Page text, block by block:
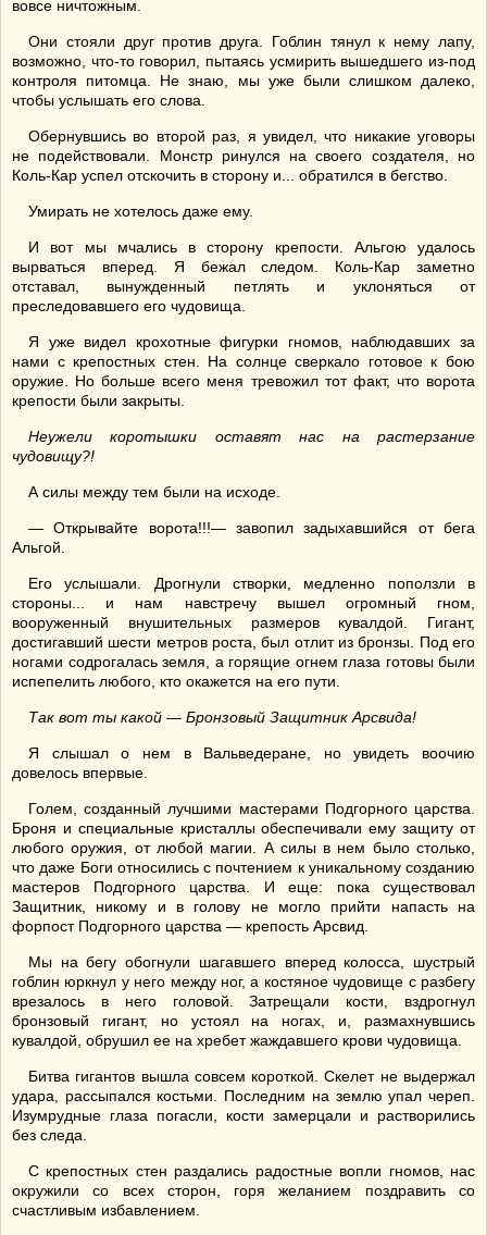
вовсе ничтожным.
Они стояли друг против друга. Гоблин тянул к нему лапу,
возможно, что-то говорил, пытаясь усмирить вышедшего из-под
контроля питомца. Не знаю, мы уже были слишком далеко,
чтобы услышать его слова.
Обернувшись во второй раз, я увидел, что никакие уговоры
не подействовали. Монстр ринулся на своего создателя, но
Коль-Кар успел отскочить в сторону и... обратился в бегство.
Умирать не хотелось даже ему.
И вот мы мчались в сторону крепости. Альгою удалось
вырваться вперед. Я бежал следом. Коль-Кар заметно
отставал, вынужденный петлять и уклоняться от
преследовавшего его чудовища.
Я уже видел крохотные фигурки гномов, наблюдавших за
нами с крепостных стен. На солнце сверкало готовое к бою
оружие. Но больше всего меня тревожил тот факт, что ворота
крепости были закрыты.
Неужели коротышки оставят нас на растерзание
чудовищу?!
А силы между тем были на исходе.
— Открывайте ворота!!!— завопил задыхавшийся от бега
Альгой.
Его услышали. Дрогнули створки, медленно поползли в
стороны... и нам навстречу вышел огромный гном,
вооруженный внушительных размеров кувалдой. Гигант,
достигавший шести метров роста, был отлит из бронзы. Под его
ногами содрогалась земля, а горящие огнем глаза готовы были
испепелить любого, кто окажется на его пути.
Так вот ты какой — Бронзовый Защитник Арсвида!
Я слышал о нем в Вальведеране, но увидеть воочию
довелось впервые.
Голем, созданный лучшими мастерами Подгорного царства.
Броня и специальные кристаллы обеспечивали ему защиту от
любого оружия, от любой магии. А силы в нем было столько,
что даже Боги относились с почтением к уникальному созданию
мастеров Подгорного царства. И еще: пока существовал
Защитник, никому и в голову не могло прийти напасть на
форпост Подгорного царства — крепость Арсвид.
Мы на бегу обогнули шагавшего вперед колосса, шустрый
гоблин юркнул у него между ног, а костяное чудовище с разбегу
врезалось в него головой. Затрещали кости, вздрогнул
бронзовый гигант, но устоял на ногах, и, размахнувшись
кувалдой, обрушил ее на хребет жаждавшего крови чудовища.
Битва гигантов вышла совсем короткой. Скелет не выдержал
удара, рассыпался костьми. Последним на землю упал череп.
Изумрудные глаза погасли, кости замерцали и растворились
без следа.
С крепостных стен раздались радостные вопли гномов, нас
окружили со всех сторон, горя желанием поздравить со
счастливым избавлением.